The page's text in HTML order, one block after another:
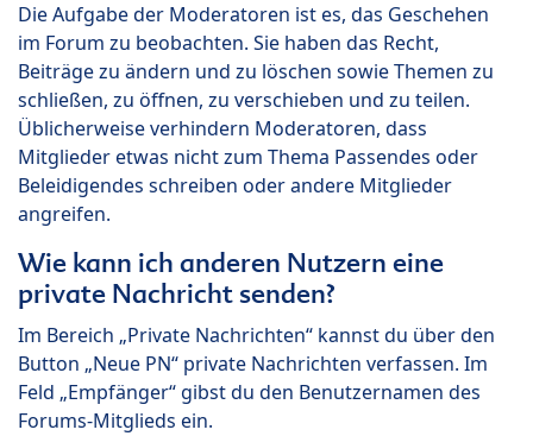
Die Aufgabe der Moderatoren ist es, das Geschehen
im Forum zu beobachten. Sie haben das Recht,
Beiträge zu ändern und zu löschen sowie Themen zu
schließen, zu öffnen, zu verschieben und zu teilen.
Üblicherweise verhindern Moderatoren, dass
Mitglieder etwas nicht zum Thema Passendes oder
Beleidigendes schreiben oder andere Mitglieder
angreifen.
Wie kann ich anderen Nutzern eine
private Nachricht senden?
Im Bereich „Private Nachrichten“ kannst du über den
Button „Neue PN“ private Nachrichten verfassen. Im
Feld „Empfänger“ gibst du den Benutzernamen des
Forums-Mitglieds ein.